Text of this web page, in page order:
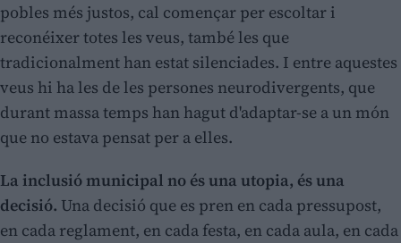
pobles més justos, cal començar per escoltar i
reconéixer totes les veus, també les que
tradicionalment han estat silenciades. I entre aquestes
veus hi ha les de les persones neurodivergents, que
durant massa temps han hagut d'adaptar-se a un món
que no estava pensat per a elles.
La inclusió municipal no és una utopia, és una
decisió. Una decisió que es pren en cada pressupost,
en cada reglament, en cada festa, en cada aula, en cada